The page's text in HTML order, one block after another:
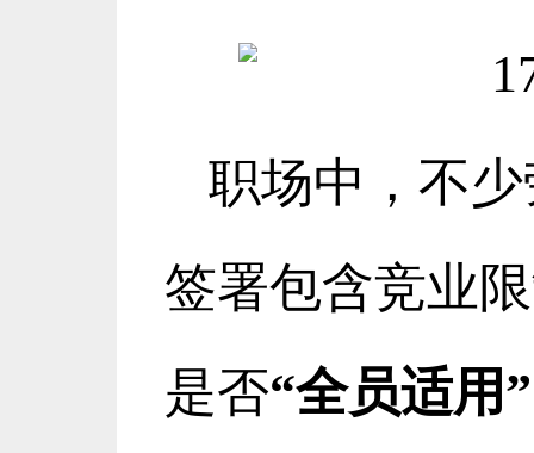
职场中，不
签署包含竞业
是否“全员适用”